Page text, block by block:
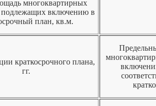
многоквартирных
подлежащих включению в
план, кв.м.
краткосрочного плана,
гг.